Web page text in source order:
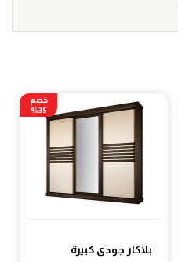
بلاكار جودى كبيرة
خصم
35%